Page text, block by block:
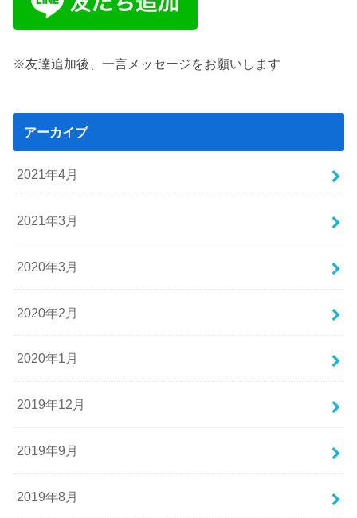
※友達追加後、一言メッセージをお願いします
アーカイブ
2021年4月
2021年3月
2020年3月
2020年2月
2020年1月
2019年12月
2019年9月
2019年8月